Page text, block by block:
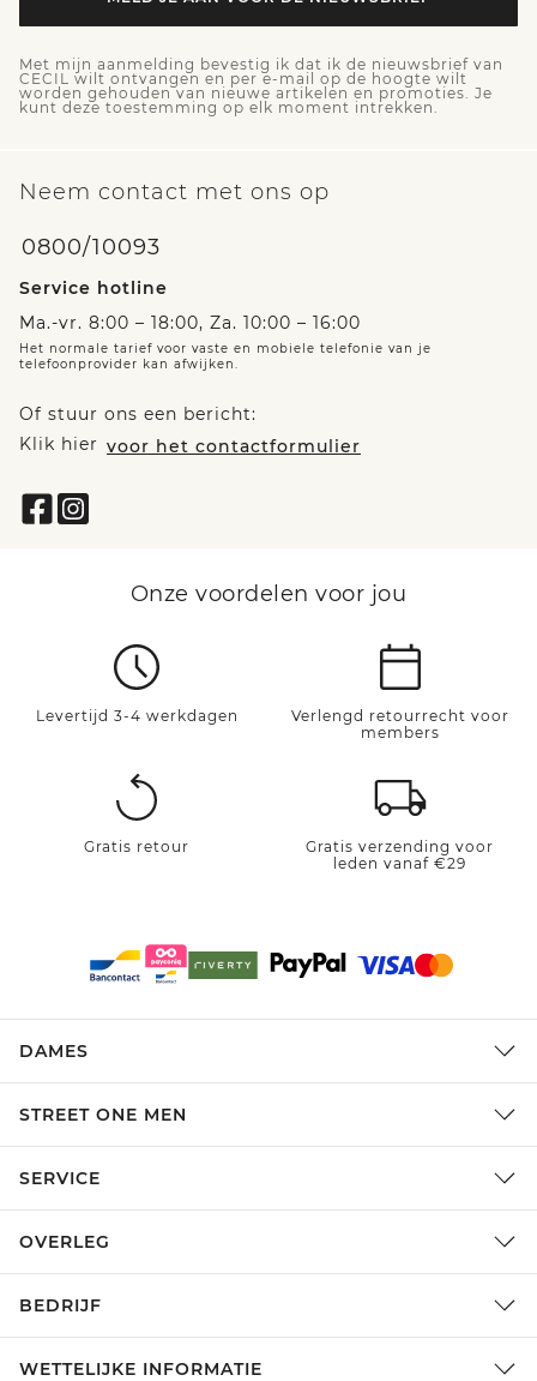
Met mijn aanmelding bevestig ik dat ik de nieuwsbrief van
CECIL wilt ontvangen en per e-mail op de hoogte wilt
worden gehouden van nieuwe artikelen en promoties. Je
kunt deze toestemming op elk moment intrekken.
Neem contact met ons op
0800/10093
Service hotline
Ma.-vr. 8:00 – 18:00, Za. 10:00 – 16:00
Het normale tarief voor vaste en mobiele telefonie van je
telefoonprovider kan afwijken.
Of stuur ons een bericht:
Klik hier voor het contactformulier
Onze voordelen voor jou
Levertijd 3-4 werkdagen
Verlengd retourrecht voor
members
Gratis retour
Gratis verzending voor
leden vanaf €29
DAMES
STREET ONE MEN
SERVICE
OVERLEG
BEDRIJF
WETTELIJKE INFORMATIE